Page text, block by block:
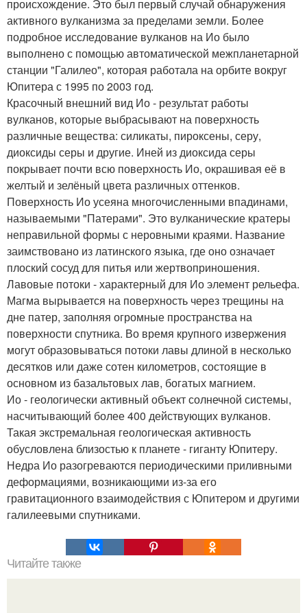
происхождение. Это был первый случай обнаружения
активного вулканизма за пределами земли. Более
подробное исследование вулканов на Ио было
выполнено с помощью автоматической межпланетарной
станции "Галилео", которая работала на орбите вокруг
Юпитера с 1995 по 2003 год.
Красочный внешний вид Ио - результат работы
вулканов, которые выбрасывают на поверхность
различные вещества: силикаты, пироксены, серу,
диоксиды серы и другие. Иней из диоксида серы
покрывает почти всю поверхность Ио, окрашивая её в
желтый и зелёный цвета различных оттенков.
Поверхность Ио усеяна многочисленными впадинами,
называемыми "Патерами". Это вулканические кратеры
неправильной формы с неровными краями. Название
заимствовано из латинского языка, где оно означает
плоский сосуд для питья или жертвоприношения.
Лавовые потоки - характерный для Ио элемент рельефа.
Магма вырывается на поверхность через трещины на
дне патер, заполняя огромные пространства на
поверхности спутника. Во время крупного извержения
могут образовываться потоки лавы длиной в несколько
десятков или даже сотен километров, состоящие в
основном из базальтовых лав, богатых магнием.
Ио - геологически активный объект солнечной системы,
насчитывающий более 400 действующих вулканов.
Такая экстремальная геологическая активность
обусловлена близостью к планете - гиганту Юпитеру.
Недра Ио разогреваются периодическими приливными
деформациями, возникающими из-за его
гравитационного взаимодействия с Юпитером и другими
галилеевыми спутниками.
Читайте также